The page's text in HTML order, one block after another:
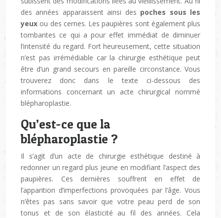
des années apparaissent ainsi des poches sous les
yeux ou des cernes. Les paupières sont également plus
tombantes ce qui a pour effet immédiat de diminuer
l’intensité du regard. Fort heureusement, cette situation
n’est pas irrémédiable car la chirurgie esthétique peut
être d’un grand secours en pareille circonstance. Vous
trouverez donc dans le texte ci-dessous des
informations concernant un acte chirurgical nommé
blépharoplastie.
Qu’est-ce que la
blépharoplastie ?
Il s’agit d’un acte de chirurgie esthétique destiné à
redonner un regard plus jeune en modifiant l’aspect des
paupières. Ces dernières souffrent en effet de
l’apparition d’imperfections provoquées par l’âge. Vous
n’êtes pas sans savoir que votre peau perd de son
tonus et de son élasticité au fil des années. Cela